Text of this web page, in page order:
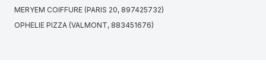
MERYEM COIFFURE (PARIS 20, 897425732)
OPHELIE PIZZA (VALMONT, 883451676)